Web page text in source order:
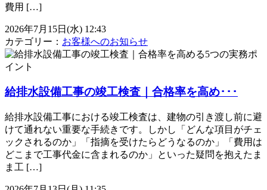
費用 […]
2026年7月15日(水) 12:43
カテゴリー： お客様へのお知らせ
給排水設備工事の竣工検査｜合格率を高め･･･
給排水設備工事における竣工検査は、建物の引き渡し前に避
けて通れない重要な手続きです。しかし「どんな項目がチェ
ックされるのか」「指摘を受けたらどうなるのか」「費用は
どこまで工事代金に含まれるのか」といった疑問を抱えたま
ま工 […]